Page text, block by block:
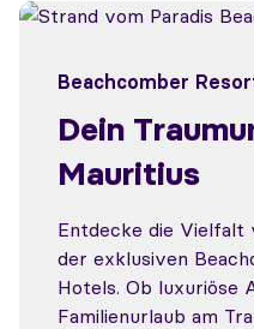
Beachcomber
Dein
Mauritius
Entdecke die Vielfalt
der exklusiven
Hotels. Ob luxuriöse
Familienurlaub am